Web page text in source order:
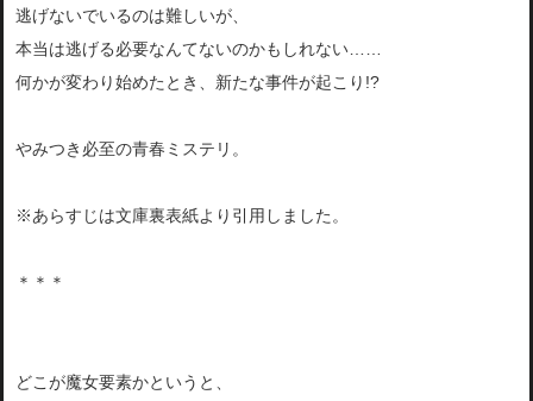
逃げないでいるのは難しいが、
本当は逃げる必要なんてないのかもしれない……
何かが変わり始めたとき、新たな事件が起こり!?
やみつき必至の青春ミステリ。
※あらすじは文庫裏表紙より引用しました。
＊＊＊
どこが魔女要素かというと、